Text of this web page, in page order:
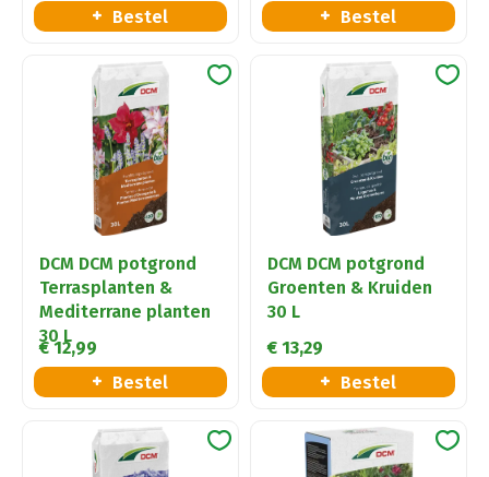
Bestel
Bestel
DCM DCM potgrond
Terrasplanten &
Mediterrane planten
30 L
€ 12,99
Bestel
DCM DCM potgrond
Groenten & Kruiden
30 L
€ 13,29
Bestel